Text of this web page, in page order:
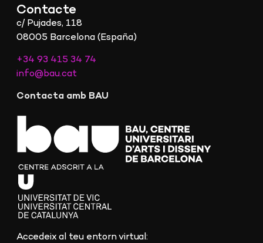
Contacte
c/ Pujades, 118
08005 Barcelona (España)
+34 93 415 34 74
info@bau.cat
Contacta amb BAU
Accedeix al teu entorn virtual: